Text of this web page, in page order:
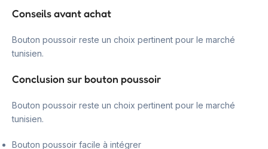
Conseils avant achat
Bouton poussoir reste un choix pertinent pour le marché
tunisien.
Conclusion sur bouton poussoir
Bouton poussoir reste un choix pertinent pour le marché
tunisien.
Bouton poussoir facile à intégrer